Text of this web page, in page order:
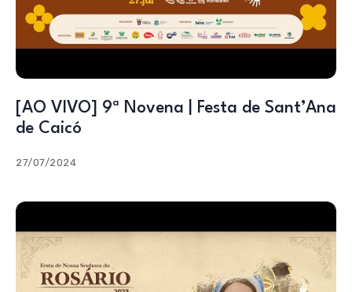
[AO VIVO] 9ª Novena | Festa de Sant’Ana
de Caicó
27/07/2024